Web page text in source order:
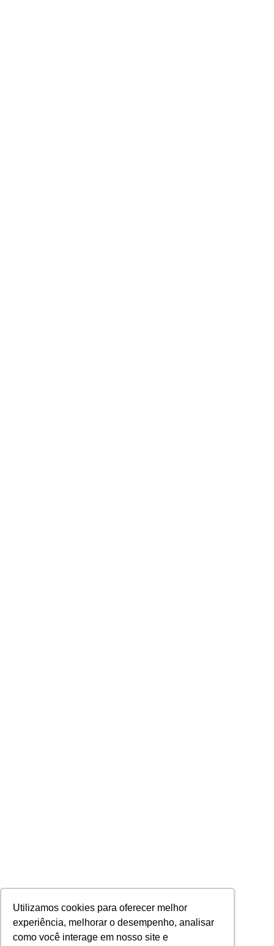
Utilizamos cookies para oferecer melhor
experiência, melhorar o desempenho, analisar
como você interage em nosso site e